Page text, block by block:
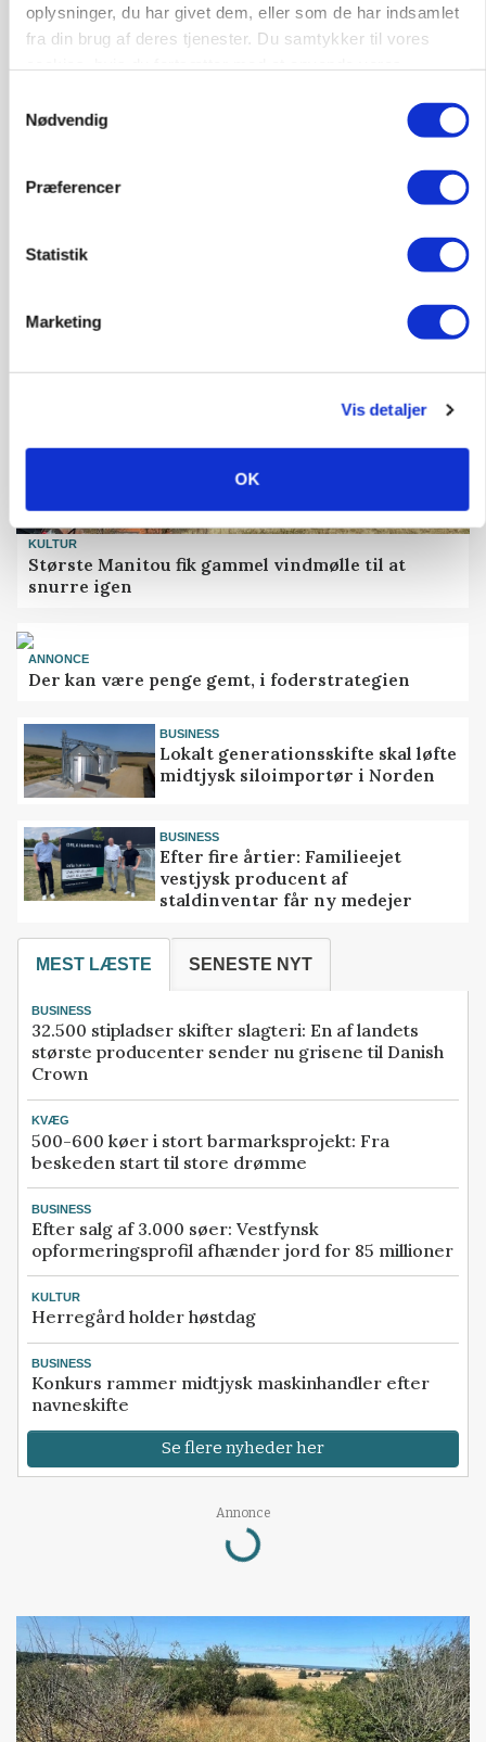
oplysninger, du har givet dem, eller som de har indsamlet
fra din brug af deres tjenester. Du samtykker til vores
Nødvendig
Præferencer
Statistik
Marketing
Vis detaljer
OK
Nye aktierekorder – og den brutale lektie fra et
24-årigt finansgeni
Høstpres kan sænke hvedeprisen yderligere
KULTUR
Største Manitou fik gammel vindmølle til at
snurre igen
ANNONCE
Der kan være penge gemt, i foderstrategien
BUSINESS
Lokalt generationsskifte skal løfte
midtjysk siloimportør i Norden
BUSINESS
Efter fire årtier: Familieejet
vestjysk producent af
staldinventar får ny medejer
MEST LÆSTE SENESTE NYT
BUSINESS
32.500 stipladser skifter slagteri: En af landets
største producenter sender nu grisene til Danish
Crown
KVÆG
500-600 køer i stort barmarksprojekt: Fra
beskeden start til store drømme
BUSINESS
Efter salg af 3.000 søer: Vestfynsk
opformeringsprofil afhænder jord for 85 millioner
KULTUR
Herregård holder høstdag
BUSINESS
Konkurs rammer midtjysk maskinhandler efter
navneskifte
Se flere nyheder her
Annonce
Loading...